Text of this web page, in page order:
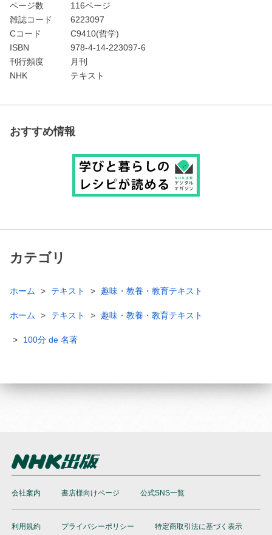
ページ数
116ページ
雑誌コード
6223097
Cコード
C9410(哲学)
ISBN
978-4-14-223097-6
刊行頻度
月刊
NHK
テキスト
おすすめ情報
カテゴリ
ホーム テキスト 趣味・教養・教育テキスト
ホーム テキスト 趣味・教養・教育テキスト
100分 de 名著
会社案内 書店様向けページ 公式SNS一覧
利用規約 プライバシーポリシー 特定商取引法に基づく表示